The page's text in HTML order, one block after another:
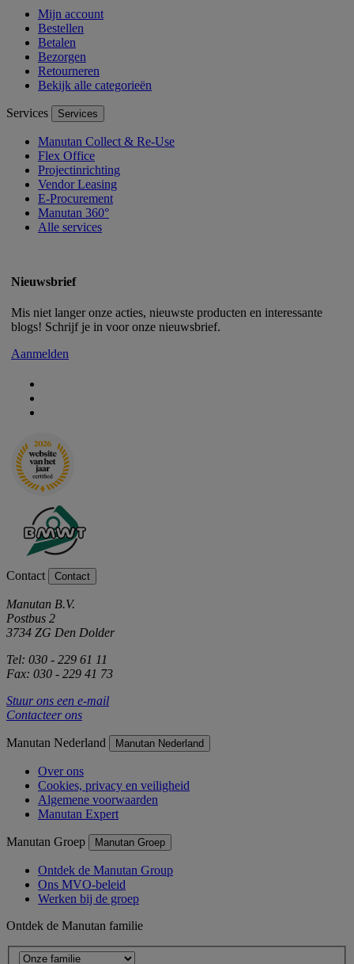
Mijn account
Bestellen
Betalen
Bezorgen
Retourneren
Bekijk alle categorieën
Services Services
Manutan Collect & Re-Use
Flex Office
Projectinrichting
Vendor Leasing
E-Procurement
Manutan 360°
Alle services
Nieuwsbrief
Mis niet langer onze acties, nieuwste producten en interessante
blogs! Schrijf je in voor onze nieuwsbrief.
Aanmelden
Contact Contact
Manutan B.V.
Postbus 2
3734 ZG Den Dolder
Tel: 030 - 229 61 11
Fax: 030 - 229 41 73
Stuur ons een e-mail
Contacteer ons
Manutan Nederland Manutan Nederland
Over ons
Cookies, privacy en veiligheid
Algemene voorwaarden
Manutan Expert
Manutan Groep Manutan Groep
Ontdek de Manutan Group
Ons MVO-beleid
Werken bij de groep
Ontdek de Manutan familie